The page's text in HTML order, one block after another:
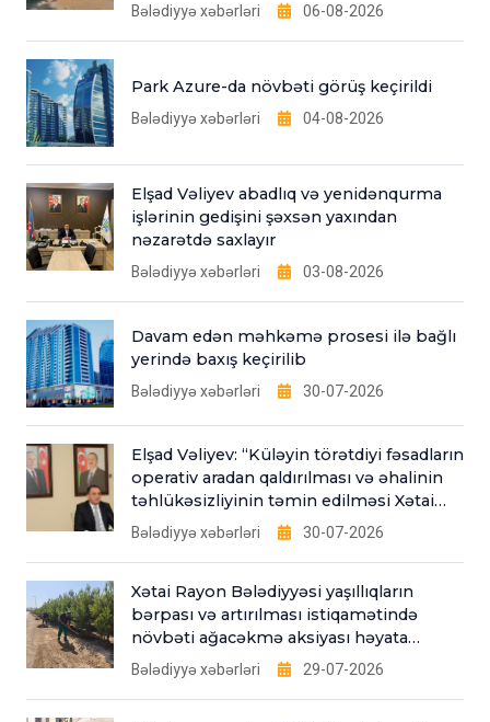
Bələdiyyə xəbərləri 06-08-2026
Park Azure-da növbəti görüş keçirildi
Bələdiyyə xəbərləri 04-08-2026
Elşad Vəliyev abadlıq və yenidənqurma
işlərinin gedişini şəxsən yaxından
nəzarətdə saxlayır
Bələdiyyə xəbərləri 03-08-2026
Davam edən məhkəmə prosesi ilə bağlı
yerində baxış keçirilib
Bələdiyyə xəbərləri 30-07-2026
Elşad Vəliyev: “Küləyin törətdiyi fəsadların
operativ aradan qaldırılması və əhalinin
təhlükəsizliyinin təmin edilməsi Xətai
Bələdiyyəsinin əsas fəaliyyət
istiqamətlərindəndir”
Bələdiyyə xəbərləri 30-07-2026
Xətai Rayon Bələdiyyəsi yaşıllıqların
bərpası və artırılması istiqamətində
növbəti ağacəkmə aksiyası həyata
keçirib
Bələdiyyə xəbərləri 29-07-2026